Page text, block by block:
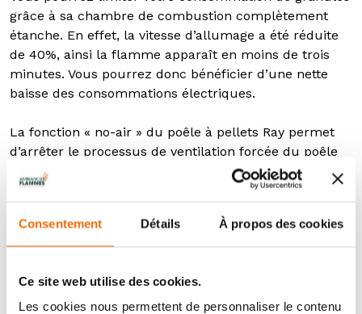
Consentement Détails À propos des cookies
Ce site web utilise des cookies.
Les cookies nous permettent de personnaliser le contenu
grâce à sa chambre de combustion complètement
étanche. En effet, la vitesse d’allumage a été réduite
de 40%, ainsi la flamme apparaît en moins de trois
minutes. Vous pourrez donc bénéficier d’une nette
baisse des consommations électriques.
La fonction « no-air » du poêle à pellets Ray permet
d’arrêter le processus de ventilation forcée du poêle
ou au moins la limiter au minimum. Vous aurez
l’opportunité de profiter d’une chaleur envoûtante,
calme quasi absolu.
technologie Maestro. Cette technologie révolutionnaire
permet au poêle d’exprimer son plus grand potentiel,